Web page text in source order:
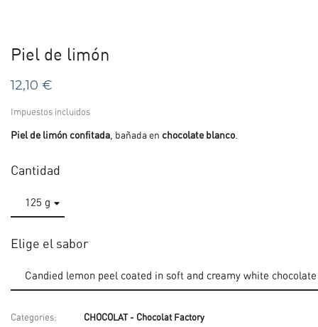
Piel de limón
12,10 €
Impuestos incluidos
Piel de limón confitada, bañada en chocolate blanco.
Cantidad
Elige el sabor
Categories: CHOCOLAT - Chocolat Factory